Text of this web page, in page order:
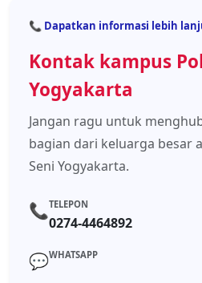
📞 Dapatkan informasi lebih
Kontak kampus
Yogyakarta
Jangan ragu untuk
bagian dari keluarga besar
Seni Yogyakarta.
📞TELEPON
0274-4464892
💬WHATSAPP